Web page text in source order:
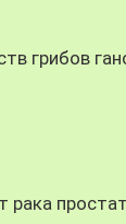
грибов
рака